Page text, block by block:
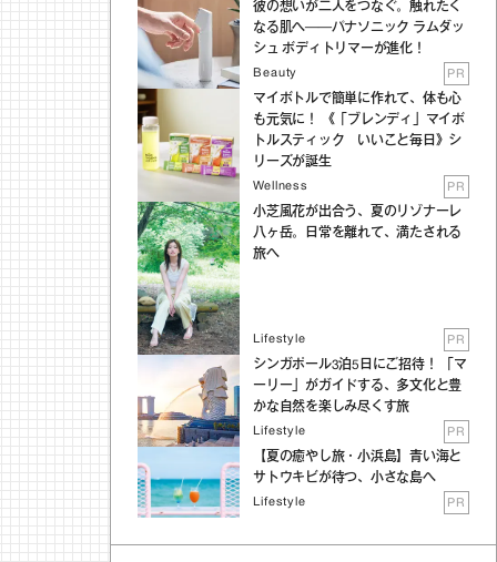
彼の想いが二人をつなぐ。触れたく
なる肌へ──パナソニック ラムダッ
シュ ボディトリマーが進化！
Beauty PR
マイボトルで簡単に作れて、体も心
も元気に！ 《「ブレンディ」マイボ
トルスティック いいこと毎日》シ
リーズが誕生
Wellness PR
小芝風花が出合う、夏のリゾナーレ
八ヶ岳。日常を離れて、満たされる
旅へ
Lifestyle PR
シンガポール3泊5日にご招待！ 「マ
ーリー」がガイドする、多文化と豊
かな自然を楽しみ尽くす旅
Lifestyle PR
【夏の癒やし旅・小浜島】青い海と
サトウキビが待つ、小さな島へ
Lifestyle PR